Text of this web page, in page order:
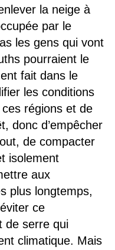
la neige à
par le
les gens qui vont
pourraient le
fait dans le
les conditions
ces régions et de
donc d’empêcher
de compacter
isolement
aux
plus longtemps,
ce
de serre qui
climatique. Mais